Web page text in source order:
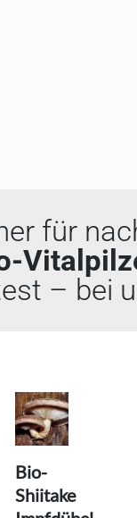
für
– bei
Bio-
Shiitake